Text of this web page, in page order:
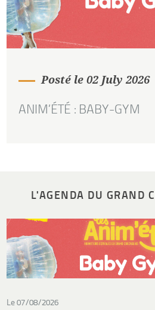
Posté le 02 July 2026
ANIM’ÉTÉ : BABY-GYM
L'AGENDA DU GRAND
Le 07/08/2026